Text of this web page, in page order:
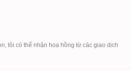
tôi có thể nhận hoa hồng từ các giao dịch